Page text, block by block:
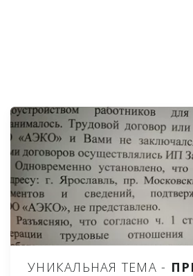
УНИКАЛЬНАЯ ТЕМА -